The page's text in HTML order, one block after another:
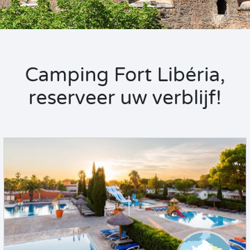
Camping Fort Libéria,
reserveer uw verblijf!